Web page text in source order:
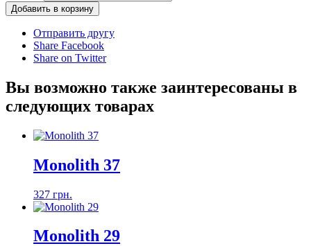
Добавить в корзину
Отправить другу
Share Facebook
Share on Twitter
Вы возможно также заинтересованы в
следующих товарах
Monolith 37
327 грн.
Monolith 29